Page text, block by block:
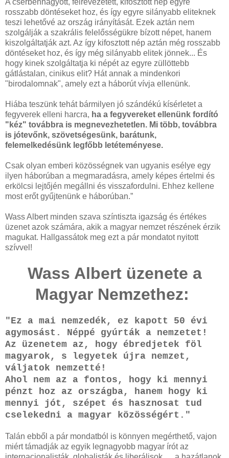
rosszabb döntéseket hoz, és így egyre silányabb eliteknek
teszi lehetővé az ország irányítását. Ezek aztán nem
szolgálják a szakrális felelősségükre bízott népet, hanem
kiszolgáltatják azt. Az így kifosztott nép aztán még rosszabb
döntéseket hoz, és így még silányabb elitek jönnek... És
hogy kinek szolgáltatja ki népét az egyre züllöttebb
gátlástalan, cinikus elit? Hát annak a mindenkori
"birodalomnak", amely ezt a háborút vívja ellenünk.
Hiába teszünk tehát bármilyen jó szándékú kísérletet a
fegyverek elleni harcra, ha a fegyvereket ellenünk fordító
"kéz" továbbra is megnevezhetetlen. Mi több, továbbra
is jótevőnk, szövetségesünk, barátunk,
felemelkedésünk legfőbb letéteményese.
Csak olyan emberi közösségnek van ugyanis esélye egy
ilyen háborúban a megmaradásra, amely képes értelmi és
erkölcsi lejtőjén megállni és visszafordulni. Ehhez kellene
most erőt gyűjtenünk e háborúban.”
Wass Albert minden szava színtiszta igazság és értékes
üzenet azok számára, akik a magyar nemzet részének érzik
magukat. Hallgassátok meg ezt a pár mondatot nyitott
szívvel!
Wass Albert üzenete a
Magyar Nemzethez:
"Ez a mai nemzedék, ez kapott 50 évi
agymosást. Néppé gyúrták a nemzetet!
Az üzenetem az, hogy ébredjetek föl
magyarok, s legyetek újra nemzet,
váljatok nemzetté!
Ahol nem az a fontos, hogy ki mennyi
pénzt hoz az országba, hanem hogy ki
mennyi jót, szépet és hasznosat tud
cselekedni a magyar közösségért."
Talán ebből a pár mondatból is könnyen megérthető, vajon
miért támadják az egyik legnagyobb magyar írót az